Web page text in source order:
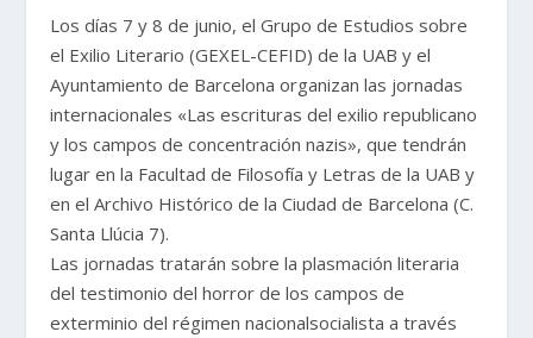
Los días 7 y 8 de junio, el Grupo de Estudios sobre
el Exilio Literario (GEXEL-CEFID) de la UAB y el
Ayuntamiento de Barcelona organizan las jornadas
internacionales «Las escrituras del exilio republicano
y los campos de concentración nazis», que tendrán
lugar en la Facultad de Filosofía y Letras de la UAB y
en el Archivo Histórico de la Ciudad de Barcelona (C.
Santa Llúcia 7).
Las jornadas tratarán sobre la plasmación literaria
del testimonio del horror de los campos de
exterminio del régimen nacionalsocialista a través